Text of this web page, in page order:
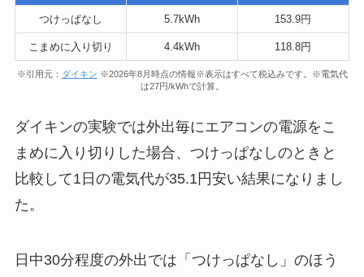
つけっぱなし 5.7kWh 153.9円
こまめに入り切り 4.4kWh 118.8円
※引用元： ダイキン ※2026年8月時点の情報※表示はすべて税込みです。※電気代
は27円/kWhで計算。
ダイキンの実験では外出毎にエアコンの電源をこ
まめに入り切りした場合、つけっぱなしのときと
比較して1日の電気代が35.1円安い結果になりまし
た。
日中30分程度の外出では「つけっぱなし」のほう